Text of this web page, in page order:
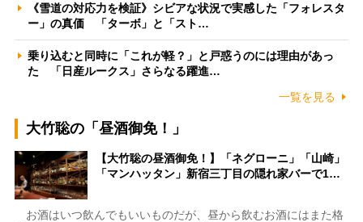
《雪道の対応力を検証》シビアな状況で実感した「フォレスタ
ー」の真価 「ターボ」と「スト…
乗り込むと同時に「これが軽？」と戸惑うのには理由があっ
た 「日産ルークス」さらなる躍進…
一覧を見る
大竹聡の「昼酒御免！」
【大竹聡の昼酒御免！】「ネグローニ」「山崎」
「マンハッタン」新宿三丁目の隠れ家バーで1…
お酒はいつ飲んでもいいものだが、昼から飲むお酒にはまた格